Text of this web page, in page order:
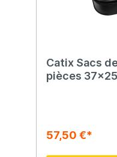
Catix Sacs
pièces
57,50 €*